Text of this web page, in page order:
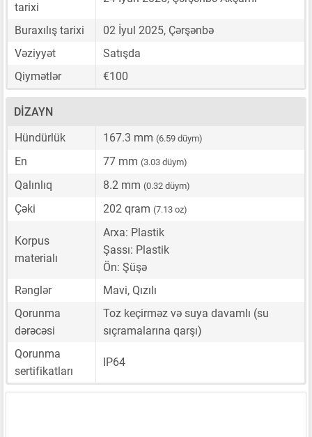
tarixi
Buraxılış tarixi
02 İyul 2025, Çərşənbə
Vəziyyət
Satışda
Qiymətlər
€100
DIZAYN
Hündürlük
167.3 mm (6.59 düym)
En 77 mm (3.03 düym)
Qalınlıq 8.2 mm (0.32 düym)
Çəki 202 qram (7.13 oz)
Korpus
materialı
Arxa: Plastik
Şassı: Plastik
Ön: Şüşə
Rənglər
Mavi, Qızılı
Qorunma
dərəcəsi
Toz keçirməz və suya davamlı (su
sıçramalarına qarşı)
Qorunma
sertifikatları
IP64